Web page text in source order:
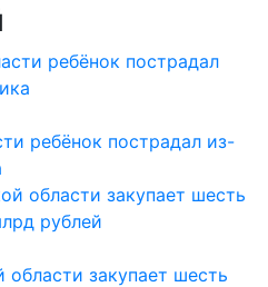
ребёнок пострадал из-
закупает шесть